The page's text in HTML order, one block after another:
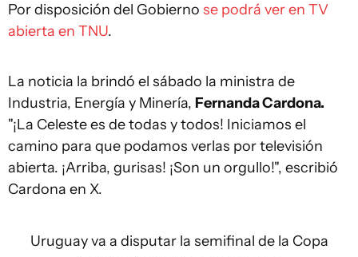
Por disposición del Gobierno se podrá ver en TV
abierta en TNU.
La noticia la brindó el sábado la ministra de
Industria, Energía y Minería, Fernanda Cardona.
"¡La Celeste es de todas y todos! Iniciamos el
camino para que podamos verlas por televisión
abierta. ¡Arriba, gurisas! ¡Son un orgullo!", escribió
Cardona en X.
Uruguay va a disputar la semifinal de la Copa